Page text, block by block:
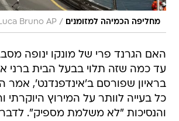
מחליפה הכמיהה למזומנים /
Bruno AP
עד כמה שזה תלוי בבעל הבית ברני
בראיון שפורסם ב'אינדפנדנט', אמר
כל בעייה לוותר על המירוץ היוקרתי
והנסיכות "לא משלמת מספיק".